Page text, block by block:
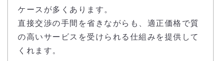
ケースが多くあります。
直接交渉の手間を省きながらも、適正価格で質
の高いサービスを受けられる仕組みを提供して
くれます。